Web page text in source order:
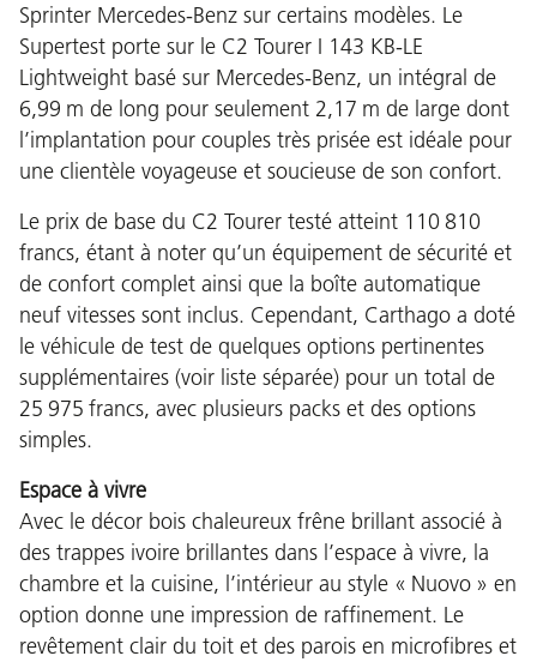
Sprinter Mercedes-Benz sur certains modèles. Le
Supertest porte sur le C2 Tourer I 143 KB-LE
Lightweight basé sur Mercedes-Benz, un intégral de
6,99 m de long pour seulement 2,17 m de large dont
l’implantation pour couples très prisée est idéale pour
une clientèle voyageuse et soucieuse de son confort.
Le prix de base du C2 Tourer testé atteint 110 810
francs, étant à noter qu’un équipement de sécurité et
de confort complet ainsi que la boîte automatique
neuf vitesses sont inclus. Cependant, Carthago a doté
le véhicule de test de quelques options pertinentes
supplémentaires (voir liste séparée) pour un total de
25 975 francs, avec plusieurs packs et des options
simples.
Espace à vivre
Avec le décor bois chaleureux frêne brillant associé à
des trappes ivoire brillantes dans l’espace à vivre, la
chambre et la cuisine, l’intérieur au style « Nuovo » en
option donne une impression de raffinement. Le
revêtement clair du toit et des parois en microfibres et